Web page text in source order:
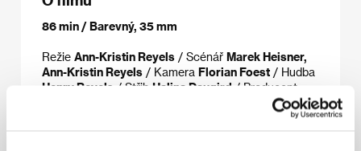
86 min / Barevný, 35 mm
Režie Ann-Kristin Reyels / Scénář Marek Heisner,
Ann-Kristin Reyels / Kamera Florian Foest / Hudba
Henry Reyels / Střih Halina Daugird / Producent
Constantin von Jascheroff,